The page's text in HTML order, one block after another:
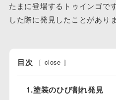
たまに登場するトゥインゴで
した際に発見したことがありま
目次 [ close ]
1.塗装のひび割れ発見